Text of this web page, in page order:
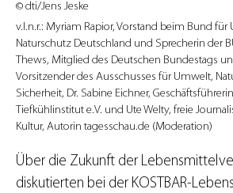
© dti/Jens Jeske
v.l.n.r.: Myriam Rapior, Vorstand beim Bund
Naturschutz Deutschland und Sprecherin der
Thews, Mitglied des Deutschen Bundestags
Vorsitzender des Ausschusses für Umwelt,
Sicherheit, Dr. Sabine Eichner,
Tiefkühlinstitut e.V. und Ute Welty, freie
Kultur, Autorin tagesschau.de (Moderation)
Über die Zukunft der
diskutierten bei der KOSTBAR-